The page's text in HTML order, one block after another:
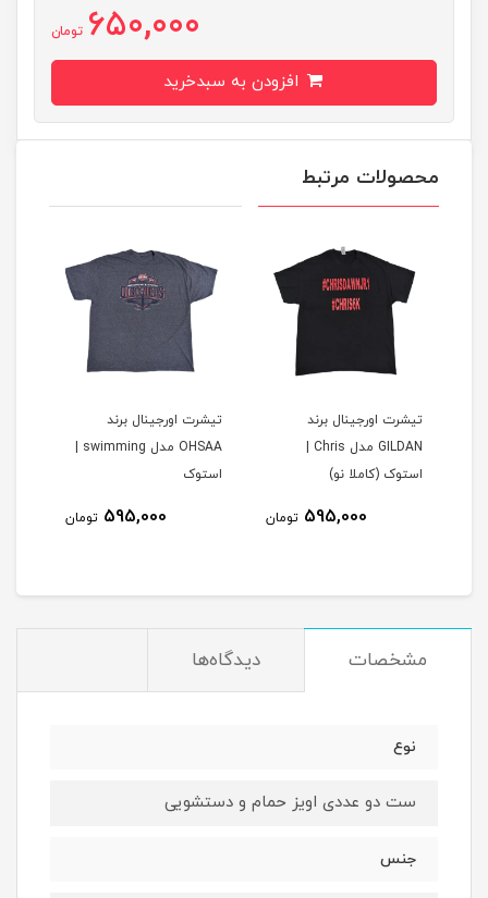
650,000 تومان
محصولات مرتبط
تیشرت اورجینال برند
استوک (کاملا نو)
595,000 تومان
تیشرت اورجینال برند
استوک
595,000 تومان
مشخصات دیدگاه‌ها
نوع
ست دو عددی اویز حمام و دستشویی
جنس